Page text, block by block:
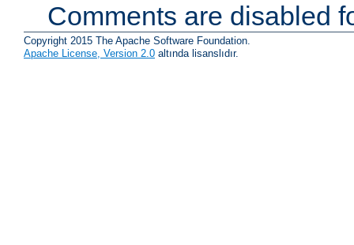
Comments are disabled
Copyright 2015 The Apache Software Foundation.
Apache License, Version 2.0 altında lisanslıdır.